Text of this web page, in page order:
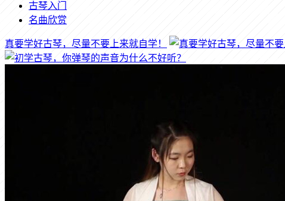
古琴入门
名曲欣赏
真要学好古琴，尽量不要上来就自学！